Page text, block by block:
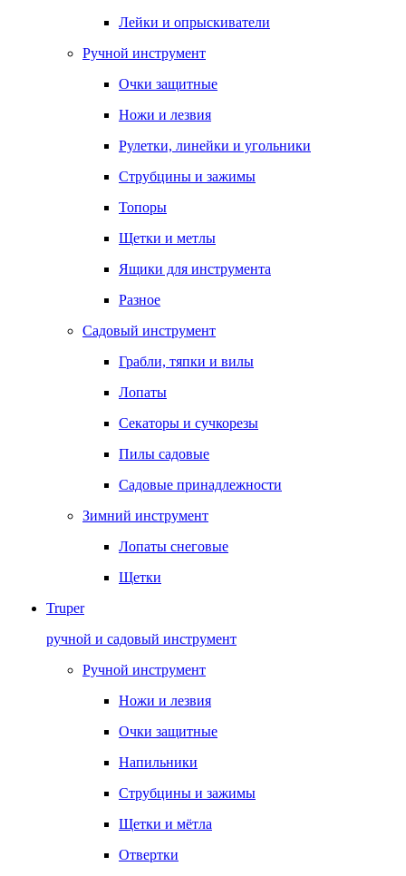
Лейки и опрыскиватели
Ручной инструмент
Очки защитные
Ножи и лезвия
Рулетки, линейки и угольники
Струбцины и зажимы
Топоры
Щетки и метлы
Ящики для инструмента
Разное
Садовый инструмент
Грабли, тяпки и вилы
Лопаты
Секаторы и сучкорезы
Пилы садовые
Садовые принадлежности
Зимний инструмент
Лопаты снеговые
Щетки
Truper
ручной и садовый инструмент
Ручной инструмент
Ножи и лезвия
Очки защитные
Напильники
Струбцины и зажимы
Щетки и мётла
Отвертки